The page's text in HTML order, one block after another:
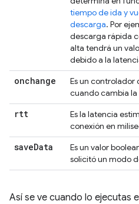
tiempo de ida y
descarga. Por
descarga rápida
alta tendrá un
debido a la
onchange
Es un controlador
cuando cambia
rtt
Es la latencia
conexión en
saveData
Es un valor
solicitó un modo
Así se ve cuando lo ejecutas